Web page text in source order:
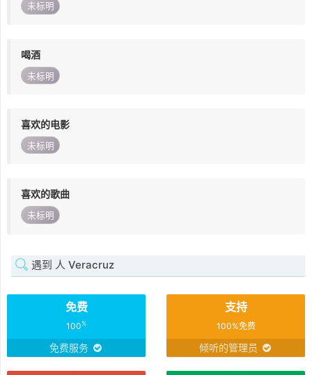
未标明
喝酒
未标明
喜欢的电影
未标明
喜欢的歌曲
未标明
遇到 人 Veracruz
免费
100%
免费服务
支持
100%免费
倾听的管理员